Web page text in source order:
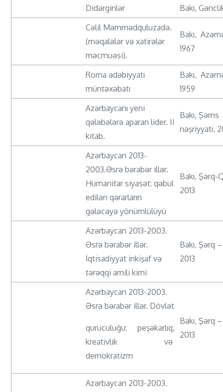
Didərginlər
Bakı,
Cəlil Məmmədquluzadə.
(məqalələr və xatirələr
məcmuəsi).
Bakı,
1967
Roma ədəbiyyatı
müntəxəbatı
Bakı,
1959
Azərbaycanı yeni
qələbələrə aparan lider. II
kitab.
Bakı, Şəms
nəşriyyatı,
Azərbaycan 2013-
2003.Əsrə bərabər illər.
Hümanitar siyasət: qəbul
edilən qərarların
gələcəyə yönümlülüyü
Bakı, Şərq-
2013
Azərbaycan 2013-2003.
Əsrə bərabər illər.
İqtisadiyyat inkişaf və
tərəqqi amili kimi
Bakı, Şərq
2013
Azərbaycan 2013-2003.
Əsrə bərabər illər. Dövlət
quruculuğu: peşəkarlıq,
kreativlik və
demokratizm
Bakı, Şərq
2013
Azərbaycan 2013-2003.